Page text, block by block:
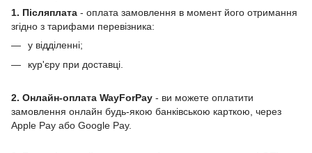
1. Післяплата - оплата замовлення в момент його отримання
згідно з тарифами перевізника:
у відділенні;
кур'єру при доставці.
2. Онлайн-оплата WayForPay - ви можете оплатити
замовлення онлайн будь-якою банківською карткою, через
Apple Pay або Google Pay.